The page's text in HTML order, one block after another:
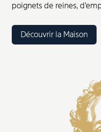
poignets de reines,
Découvrir la Maison